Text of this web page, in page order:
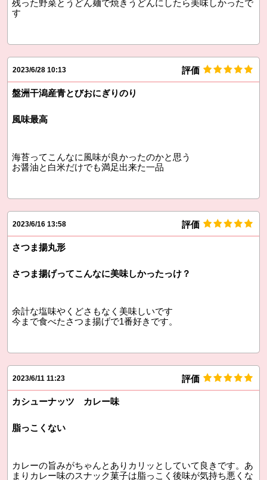
残った野菜とうどん麺で焼きうどんにしたら美味しかったで
す
2023/6/28 10:13 評価
盤洲干潟産青とびおにぎりのり
風味最高
海苔ってこんなに風味が良かったのかと思う
お醤油と白米だけでも満足出来た一品
2023/6/16 13:58 評価
さつま揚丸形
さつま揚げってこんなに美味しかったっけ？
余計な塩味やくどさもなく美味しいです
今まで食べたさつま揚げで1番好きです。
2023/6/11 11:23 評価
カシューナッツ カレー味
脂っこくない
カレーの旨みがちゃんとありカリッとしていて良きです。あ
まりカレー味のスナック菓子は脂っこく後味が気持ち悪くな